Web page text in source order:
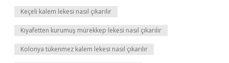
Keçeli kalem lekesi nasıl çıkarılır
Kıyafetten kurumuş mürekkep lekesi nasıl çıkarılır
Kolonya tükenmez kalem lekesi nasıl çıkarılır